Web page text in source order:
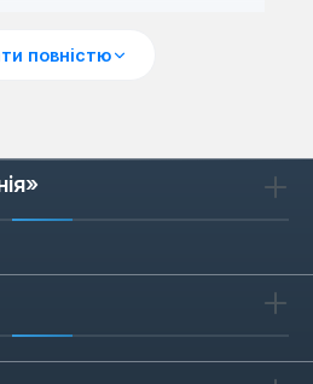
для побутових та
високого тиску. Вони
для миття автомобілів,
моделей мають
(1/4 дюйма), що
повністю